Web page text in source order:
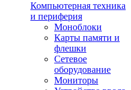
Компьютерная техника
и периферия
Моноблоки
Карты памяти и
флешки
Сетевое
оборудование
Мониторы